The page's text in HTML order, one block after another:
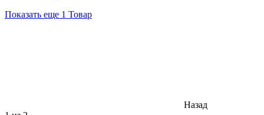
Показать еще 1 Товар
Назад